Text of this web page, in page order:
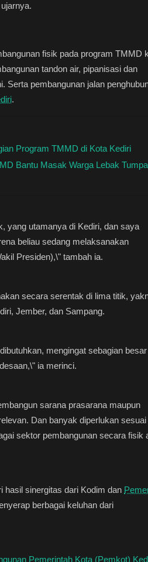
fisik pada program TMMD
tandon air, pipanisasi dan
Serta pembangunan jalan
.
Program TMMD di Kota Kediri
Bantu Masak Warga Lebak
yang utamanya di Kediri, dan saya
beliau sedang melaksanakan
Presiden),\" tambah ia.
secara serentak di lima titik,
Jember, dan Sampang.
mengingat sebagian besar
ia merinci.
sarana prasarana maupun
Dan banyak diperlukan sesuai
sektor pembangunan secara fisik
hasil sinergitas dari Kodim dan
berbagai keluhan dari
Pemerintah Kota (Pemkot)